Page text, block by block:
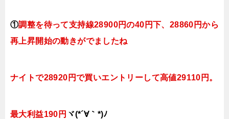
①調整を待って支持線28900円の40円下、28860円から
再上昇開始の動きがでましたね
ナイトで28920円で買いエントリーして高値29110円。
最大利益190円 ヾ(*´∀｀*)ﾉ